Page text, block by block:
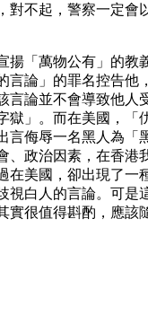
對不起，警察一定會
揚「萬物公有」的教
言論」的罪名控告
言論並不會導致他
獄」。而在美國，「
言侮辱一名黑人為
、政治因素，在香港
在美國，卻出現了一
視白人的言論。可是
實很值得斟酌，應該